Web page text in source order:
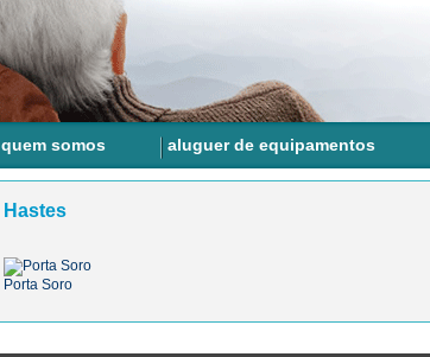
quem somos aluguer de equipamentos
Hastes
Porta Soro